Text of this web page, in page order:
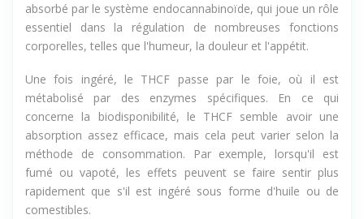
absorbé par le système endocannabinoïde, qui joue un rôle
essentiel dans la régulation de nombreuses fonctions
corporelles, telles que l'humeur, la douleur et l'appétit.
Une fois ingéré, le THCF passe par le foie, où il est
métabolisé par des enzymes spécifiques. En ce qui
concerne la biodisponibilité, le THCF semble avoir une
absorption assez efficace, mais cela peut varier selon la
méthode de consommation. Par exemple, lorsqu'il est
fumé ou vapoté, les effets peuvent se faire sentir plus
rapidement que s'il est ingéré sous forme d'huile ou de
comestibles.